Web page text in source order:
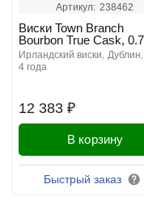
Артикул: 238462
12 383 ₽
Виски Town Branch
Bourbon True Cask,
ирландский виски
дублин
4 года
В корзину
Быстрый заказ